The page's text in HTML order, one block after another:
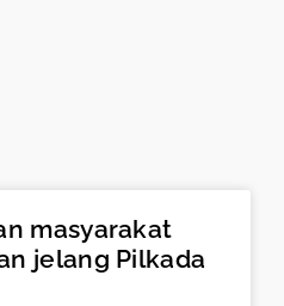
masyarakat
jelang Pilkada